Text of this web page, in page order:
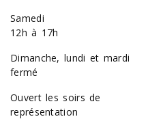
Samedi
12h à 17h
Dimanche, lundi et mardi
fermé
Ouvert les soirs de
représentation